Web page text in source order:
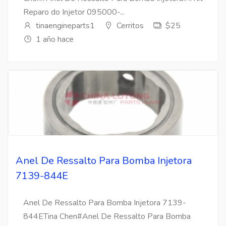
Reparo do Injetor 095000-...
tinaengineparts1
Cerritos
$25
1 año hace
Anel De Ressalto Para Bomba Injetora
7139-844E
Anel De Ressalto Para Bomba Injetora 7139-
844ETina Chen#Anel De Ressalto Para Bomba